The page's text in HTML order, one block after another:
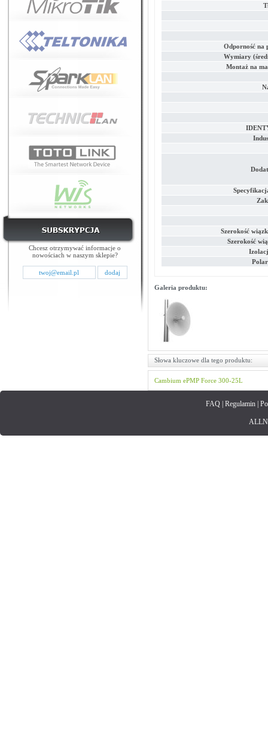
Chcesz otrzymywać informacje o
nowościach w naszym sklepie?
Odporność na
Wymiary
Montaż na
Szerokość
Szerokość
Galeria produktu:
Słowa kluczowe dla tego produktu:
Cambium ePMP Force 300-25L
FAQ| Regulamin|